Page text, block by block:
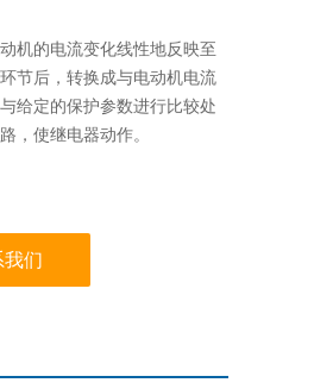
机的电流变化线性地反映至
节后，转换成与电动机电流
给定的保护参数进行比较处
，使继电器动作。
我们